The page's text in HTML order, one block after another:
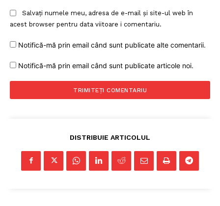
Salvați numele meu, adresa de e-mail și site-ul web în
acest browser pentru data viitoare i comentariu.
Notifică-mă prin email când sunt publicate alte comentarii.
Notifică-mă prin email când sunt publicate articole noi.
DISTRIBUIE ARTICOLUL